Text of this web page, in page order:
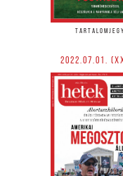
2022.07.01.